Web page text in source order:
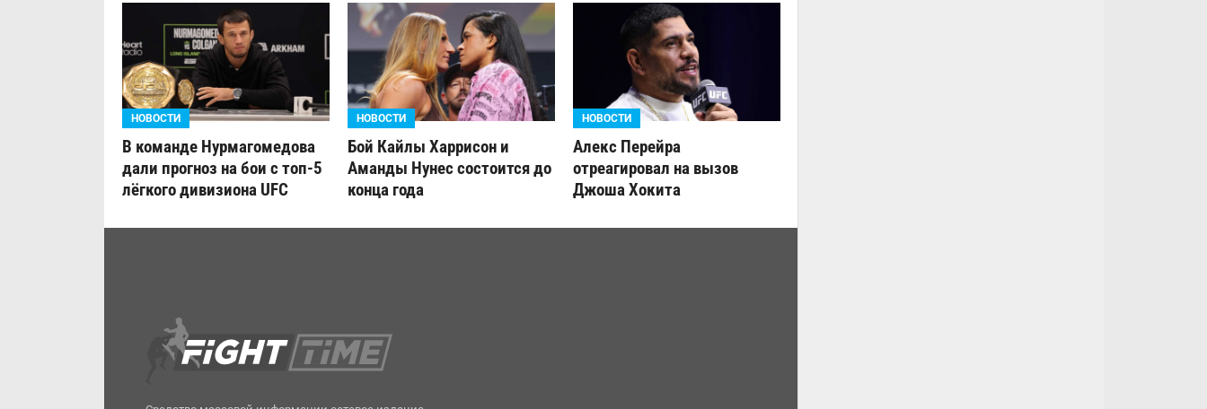
НОВОСТИ
В команде Нурмагомедова
дали прогноз на бои с топ-5
лёгкого дивизиона UFC
НОВОСТИ
Бой Кайлы Харрисон и
Аманды Нунес состоится до
конца года
НОВОСТИ
Алекс Перейра
отреагировал на вызов
Джоша Хокита